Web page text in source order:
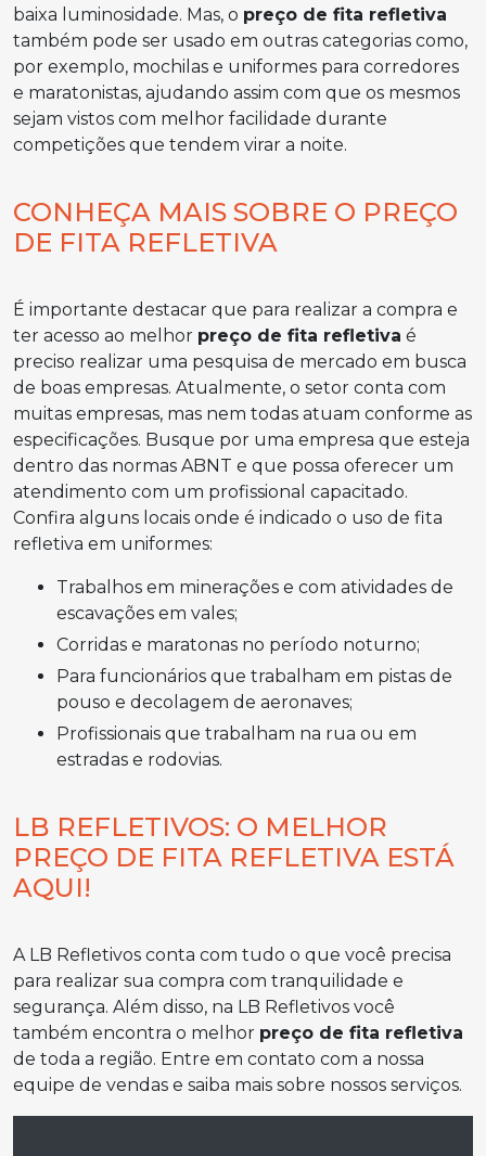
baixa luminosidade. Mas, o preço de fita refletiva
também pode ser usado em outras categorias como,
por exemplo, mochilas e uniformes para corredores
e maratonistas, ajudando assim com que os mesmos
sejam vistos com melhor facilidade durante
competições que tendem virar a noite.
CONHEÇA MAIS SOBRE O PREÇO
DE FITA REFLETIVA
É importante destacar que para realizar a compra e
ter acesso ao melhor preço de fita refletiva é
preciso realizar uma pesquisa de mercado em busca
de boas empresas. Atualmente, o setor conta com
muitas empresas, mas nem todas atuam conforme as
especificações. Busque por uma empresa que esteja
dentro das normas ABNT e que possa oferecer um
atendimento com um profissional capacitado.
Confira alguns locais onde é indicado o uso de fita
refletiva em uniformes:
Trabalhos em minerações e com atividades de
escavações em vales;
Corridas e maratonas no período noturno;
Para funcionários que trabalham em pistas de
pouso e decolagem de aeronaves;
Profissionais que trabalham na rua ou em
estradas e rodovias.
LB REFLETIVOS: O MELHOR
PREÇO DE FITA REFLETIVA ESTÁ
AQUI!
A LB Refletivos conta com tudo o que você precisa
para realizar sua compra com tranquilidade e
segurança. Além disso, na LB Refletivos você
também encontra o melhor preço de fita refletiva
de toda a região. Entre em contato com a nossa
equipe de vendas e saiba mais sobre nossos serviços.